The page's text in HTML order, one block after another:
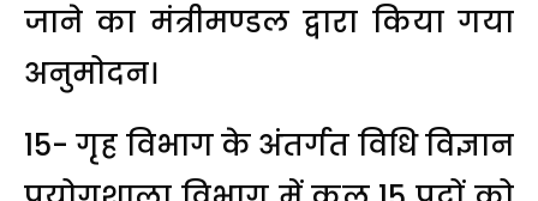
जाने का मंत्रीमण्डल द्वारा किया गया
अनुमोदन।
15- गृह विभाग के अंतर्गत विधि विज्ञान